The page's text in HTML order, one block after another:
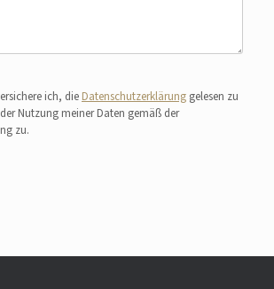
ich, die Datenschutzerklärung gelesen zu
Nutzung meiner Daten gemäß der
zu.